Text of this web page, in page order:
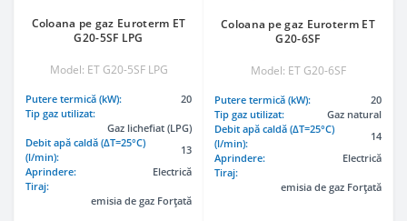
Coloana pe gaz Euroterm ET
G20-5SF LPG
Model: ET G20-5SF LPG
Putere termică (kW):
20
Tip gaz utilizat:
Gaz lichefiat (LPG)
Debit apă caldă (ΔT=25°C)
(l/min):
13
Aprindere:
Electrică
Tiraj:
emisia de gaz Forțată
Coloana pe gaz Euroterm ET
G20-6SF
Model: ET G20-6SF
Putere termică (kW):
20
Tip gaz utilizat:
Gaz natural
Debit apă caldă (ΔT=25°C)
(l/min):
14
Aprindere:
Electrică
Tiraj:
emisia de gaz Forțată